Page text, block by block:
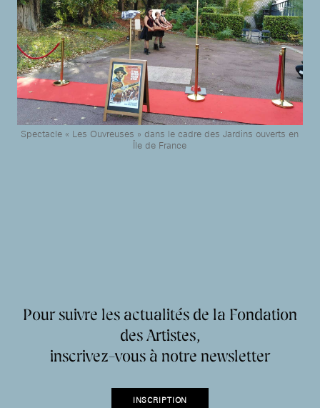
Spectacle « Les Ouvreuses » dans le cadre des Jardins ouverts en
Île de France
Pour suivre les actualités de la Fondation
des Artistes,
inscrivez-vous à notre newsletter
INSCRIPTION